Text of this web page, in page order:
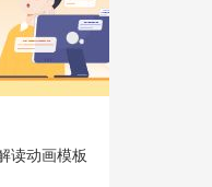
读动画模板